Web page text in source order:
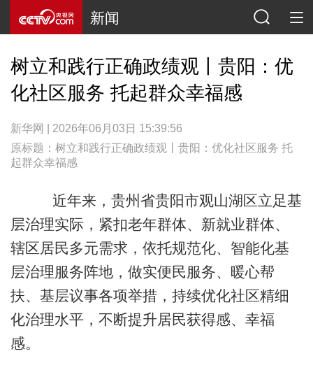
新闻
树立和践行正确政绩观丨贵阳：优
化社区服务 托起群众幸福感
新华网 | 2026年06月03日 15:39:56
原标题：树立和践行正确政绩观丨贵阳：优化社区服务 托
起群众幸福感
近年来，贵州省贵阳市观山湖区立足基
层治理实际，紧扣老年群体、新就业群体、
辖区居民多元需求，依托规范化、智能化基
层治理服务阵地，做实便民服务、暖心帮
扶、基层议事各项举措，持续优化社区精细
化治理水平，不断提升居民获得感、幸福
感。